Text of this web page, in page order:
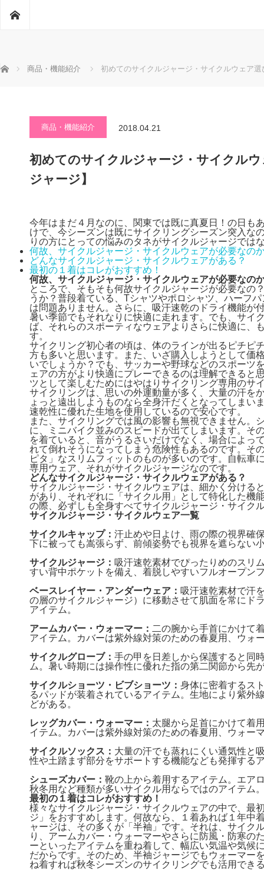
ホーム 商品・機能紹介 初めてのサイクルジャージ・サイクルウェア
商品・機能紹介 2018.04.21
初めてのサイクルジャージ・サイクル
ジャージ】
今年はまだ４月なのに、関東では既に真夏日！の日も
けで、今シーズンは既にサイクリングシーズン突入
りの方にとっての悩みのタネがサイクルジャージでは
何故、サイクルジャージ・サイクルウェアが必要なの
どんなサイクルジャージ・サイクルウェアがある？
最初の１着はコレがおすすめ！
何故、サイクルジャージ・サイクルウェアが必要なの
ところで、そもそも何故サイクルジャージが必要なの
うか？普段着ている、Tシャツやポロシャツ、ハーフ
は問題ありません。さらに、吸汗速乾のドライ機能が
暑い季節でもそれなりに快適に走れます。でも、サイ
ば、それらのスポーティなウェアよりさらに快適に、
す。
サイクリング初心者の頃は、体のラインが出るピチピ
方も多いと思います。また、いざ購入しようとして価
いでしょうか？でも、サッカーや野球などのスポーツ
ェアの方がより快適にプレーできるのは理解できると
ツとして楽しむためにはやはりサイクリング専用のサ
サイクリングは、思いの外運動量が多く、大量の汗を
ょっと遠出しようものなら全身汗だくとなってしまい
速乾性に優れた生地を使用しているので安心です。
また、サイクリングでは風の影響も無視できません。
に、ミニバイク並みのスピードが出てしまいます。そ
を着ていると、音がうるさいだけでなく、場合によっ
れて倒れそうになってしまう危険性もあるのです。そ
ピタ」なスリムフィットのものが多いのです。自転車
専用ウェア、それがサイクルジャージなのです。
どんなサイクルジャージ・サイクルウェアがある？
サイクルジャージ・サイクルウェアは、細かく分ける
があり、それぞれに「サイクル用」として特化した機
の際、必ずしも全身すべてサイクルジャージ・サイク
サイクルジャージ・サイクルウェア一覧
サイクルキャップ： 汗止めや日よけ、雨の際の視界確
下に被っても嵩張らず、前傾姿勢でも視界を遮らない
サイクルジャージ： 吸汗速乾素材でぴったりめのスリ
すい背中ポケットを備え、着脱しやすいフルオープン
ベースレイヤー・アンダーウェア： 吸汗速乾素材で汗
の層のサイクルジャージ）に移動させて肌面を常にド
アイテム。
アームカバー・ウォーマー： 二の腕から手首にかけて
アイテム。カバーは紫外線対策のための春夏用、ウォ
サイクルグローブ： 手の甲を日差しから保護すると同
ム。暑い時期には操作性に優れた指の第二関節から先
サイクルショーツ・ビブショーツ： 身体に密着するス
るパッドが装着されているアイテム。生地により紫外
どがある。
レッグカバー・ウォーマー： 太腿から足首にかけて着
イテム。カバーは紫外線対策のための春夏用、ウォー
サイクルソックス： 大量の汗でも蒸れにくい通気性と
性や土踏まず部分をサポートする機能なども発揮する
シューズカバー： 靴の上から着用するアイテム。エア
秋冬用など種類が多いサイクル用ならではのアイテム
最初の１着はコレがおすすめ！
様々なサイクルジャージ・サイクルウェアの中で、最
ジ」をおすすめします。何故なら、１着あれば１年中
ャージは、その多くが「半袖」です。それは、サイク
り、アームカバー・ウォーマーやさらに防風・防寒の
ーといったアイテムを重ね着して、幅広い気温や気候
だからです。そのため、半袖ジャージでもウォーマー
ね着すれば秋冬シーズンのサイクリングでも活用でき